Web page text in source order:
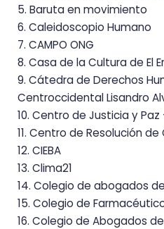
5. Baruta en movimiento
6. Caleidoscopio Humano
7. CAMPO ONG
8. Casa de la Cultura de El
9. Cátedra de Derechos
Centroccidental Lisandro
10. Centro de Justicia y
11. Centro de Resolución
12. CIEBA
13. Clima21
14. Colegio de abogados
15. Colegio de
16. Colegio de Abogados